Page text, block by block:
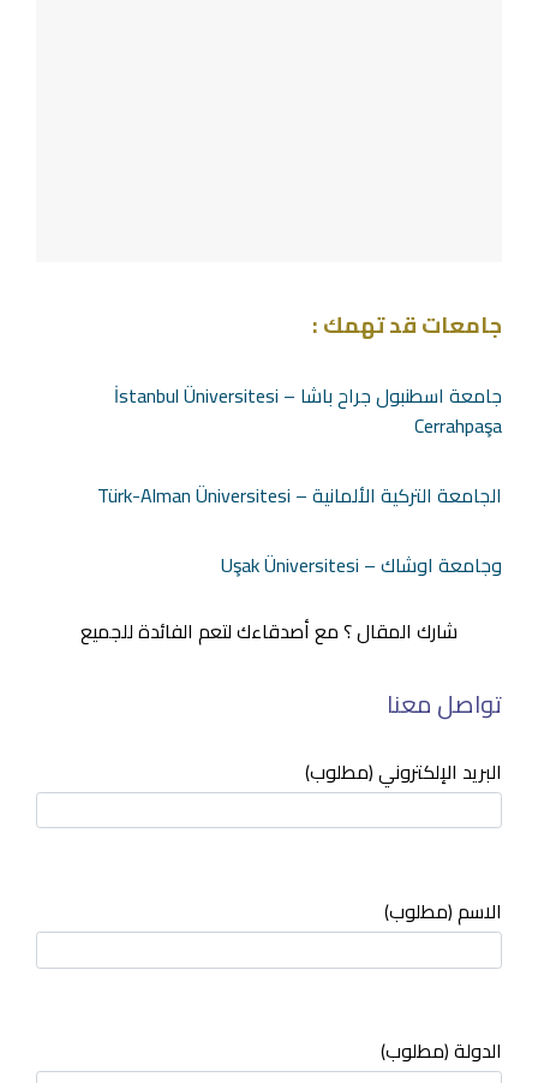
جامعات قد تهمك :
جامعة اسطنبول جراح باشا – İstanbul Üniversitesi
Cerrahpaşa
الجامعة التركية الألمانية – Türk-Alman Üniversitesi
وجامعة اوشاك – Uşak Üniversitesi
شارك المقال ؟ مع أصدقاءك لتعم الفائدة للجميع
تواصل معنا
البريد الإلكتروني (مطلوب)
الاسم (مطلوب)
الدولة (مطلوب)